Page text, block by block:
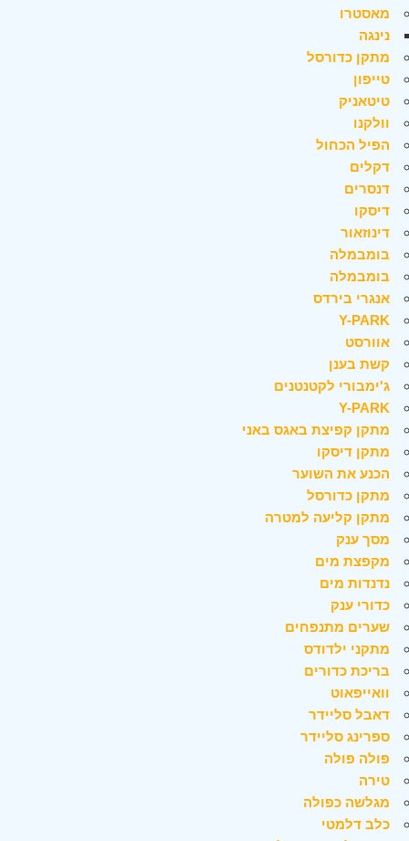
מאסטרו
נינגה
מתקן כדורסל
טייפון
טיטאניק
וולקנו
הפיל הכחול
דקלים
דנסרים
דיסקו
דינוזאור
בומבמלה
בומבמלה
אנגרי בירדס
Y-PARK
אוורסט
קשת בענן
ג'ימבורי לקטנטנים
Y-PARK
מתקן קפיצת באגס באני
מתקן דיסקו
הכנע את השוער
מתקן כדורסל
מתקן קליעה למטרה
מסך ענק
מקפצת מים
נדנדות מים
כדורי ענק
שערים מתנפחים
מתקני ילדודס
בריכת כדורים
וואייפאוט
דאבל סליידר
ספרינג סליידר
פולה פולה
טירה
מגלשה כפולה
כלב דלמטי